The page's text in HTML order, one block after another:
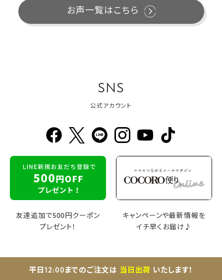
お声一覧はこちら
SNS
公式アカウント
友達追加で500円クーポン
プレゼント！
キャンペーンや最新情報を
イチ早くお届け♪
平日12:00までのご注文は 当日出荷 いたします！